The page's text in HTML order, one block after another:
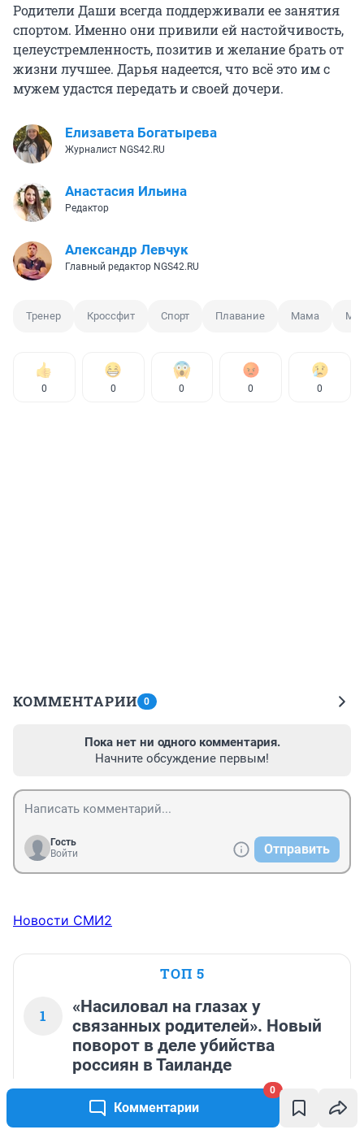
Комментарии
0
Родители Даши всегда поддерживали ее занятия
спортом. Именно они привили ей настойчивость,
целеустремленность, позитив и желание брать от
жизни лучшее. Дарья надеется, что всё это им с
мужем удастся передать и своей дочери.
Елизавета Богатырева
Журналист NGS42.RU
Анастасия Ильина
Редактор
Александр Левчук
Главный редактор NGS42.RU
Тренер Кроссфит Спорт Плавание Мама
0 0 0 0 0
КОММЕНТАРИИ 0
Пока нет ни одного комментария.
Начните обсуждение первым!
Гость
Войти
Отправить
Новости СМИ2
ТОП 5
1
«Насиловал на глазах у
связанных родителей». Новый
поворот в деле убийства
россиян в Таиланде